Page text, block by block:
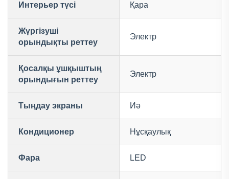
Интерьер түсі Қара
Жүргізуші
орындықты реттеу
Электр
Қосалқы ұшқыштың
орындығын реттеу
Электр
Тыңдау экраны Иә
Кондиционер Нұсқаулық
Фара LED